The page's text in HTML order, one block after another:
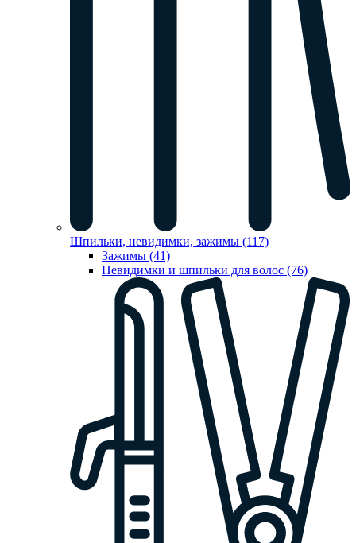
Шпильки, невидимки, зажимы (117)
Зажимы (41)
Невидимки и шпильки для волос (76)